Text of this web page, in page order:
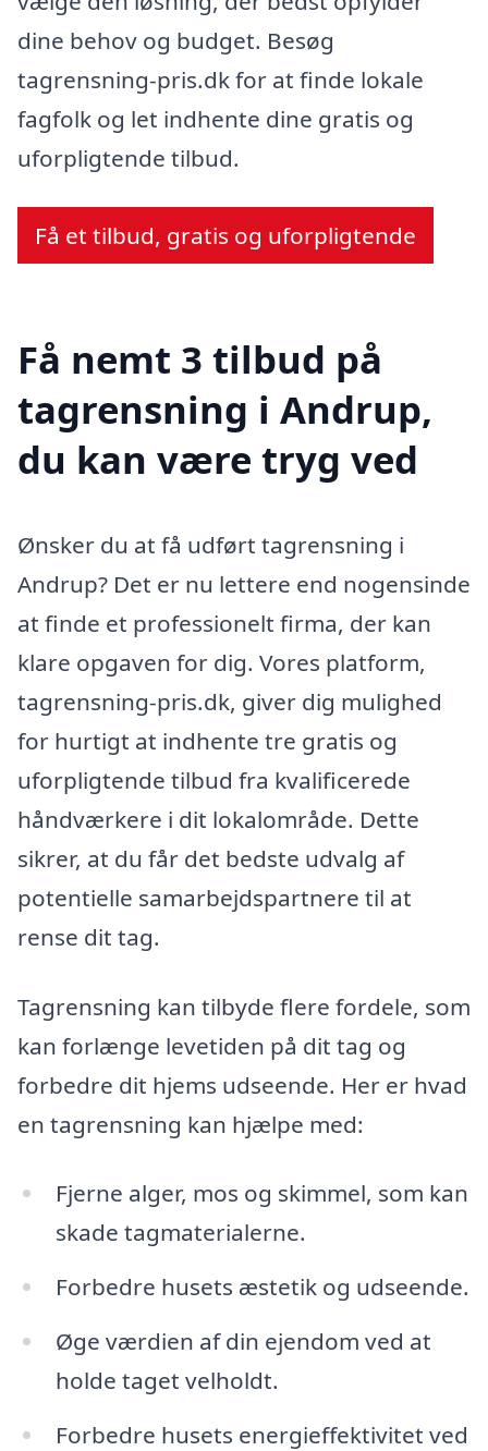
dine behov og budget. Besøg
tagrensning-pris.dk for at finde lokale
fagfolk og let indhente dine gratis og
uforpligtende tilbud.
Få et tilbud, gratis og uforpligtende
Få nemt 3 tilbud på
tagrensning i Andrup,
du kan være tryg ved
Ønsker du at få udført tagrensning i
Andrup? Det er nu lettere end nogensinde
at finde et professionelt firma, der kan
klare opgaven for dig. Vores platform,
tagrensning-pris.dk, giver dig mulighed
for hurtigt at indhente tre gratis og
uforpligtende tilbud fra kvalificerede
håndværkere i dit lokalområde. Dette
sikrer, at du får det bedste udvalg af
potentielle samarbejdspartnere til at
rense dit tag.
Tagrensning kan tilbyde flere fordele, som
kan forlænge levetiden på dit tag og
forbedre dit hjems udseende. Her er hvad
en tagrensning kan hjælpe med:
Fjerne alger, mos og skimmel, som kan
skade tagmaterialerne.
Forbedre husets æstetik og udseende.
Øge værdien af din ejendom ved at
holde taget velholdt.
Forbedre husets energieffektivitet ved